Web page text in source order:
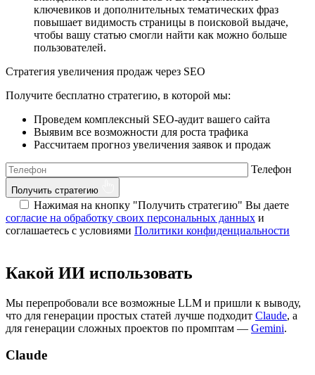
ключевиков и дополнительных тематических фраз
повышает видимость страницы в поисковой выдаче,
чтобы вашу статью смогли найти как можно больше
пользователей.
Стратегия увеличения продаж через SEO
Получите бесплатно стратегию, в которой мы:
Проведем комплексный SEO-аудит вашего сайта
Выявим все возможности для роста трафика
Рассчитаем прогноз увеличения заявок и продаж
Телефон
Получить стратегию
Нажимая на кнопку "Получить стратегию" Вы даете
согласие на обработку своих персональных данных и
соглашаетесь с условиями Политики конфиденциальности
Какой ИИ использовать
Мы перепробовали все возможные LLM и пришли к выводу,
что для генерации простых статей лучше подходит Claude, а
для генерации сложных проектов по промптам — Gemini.
Claude